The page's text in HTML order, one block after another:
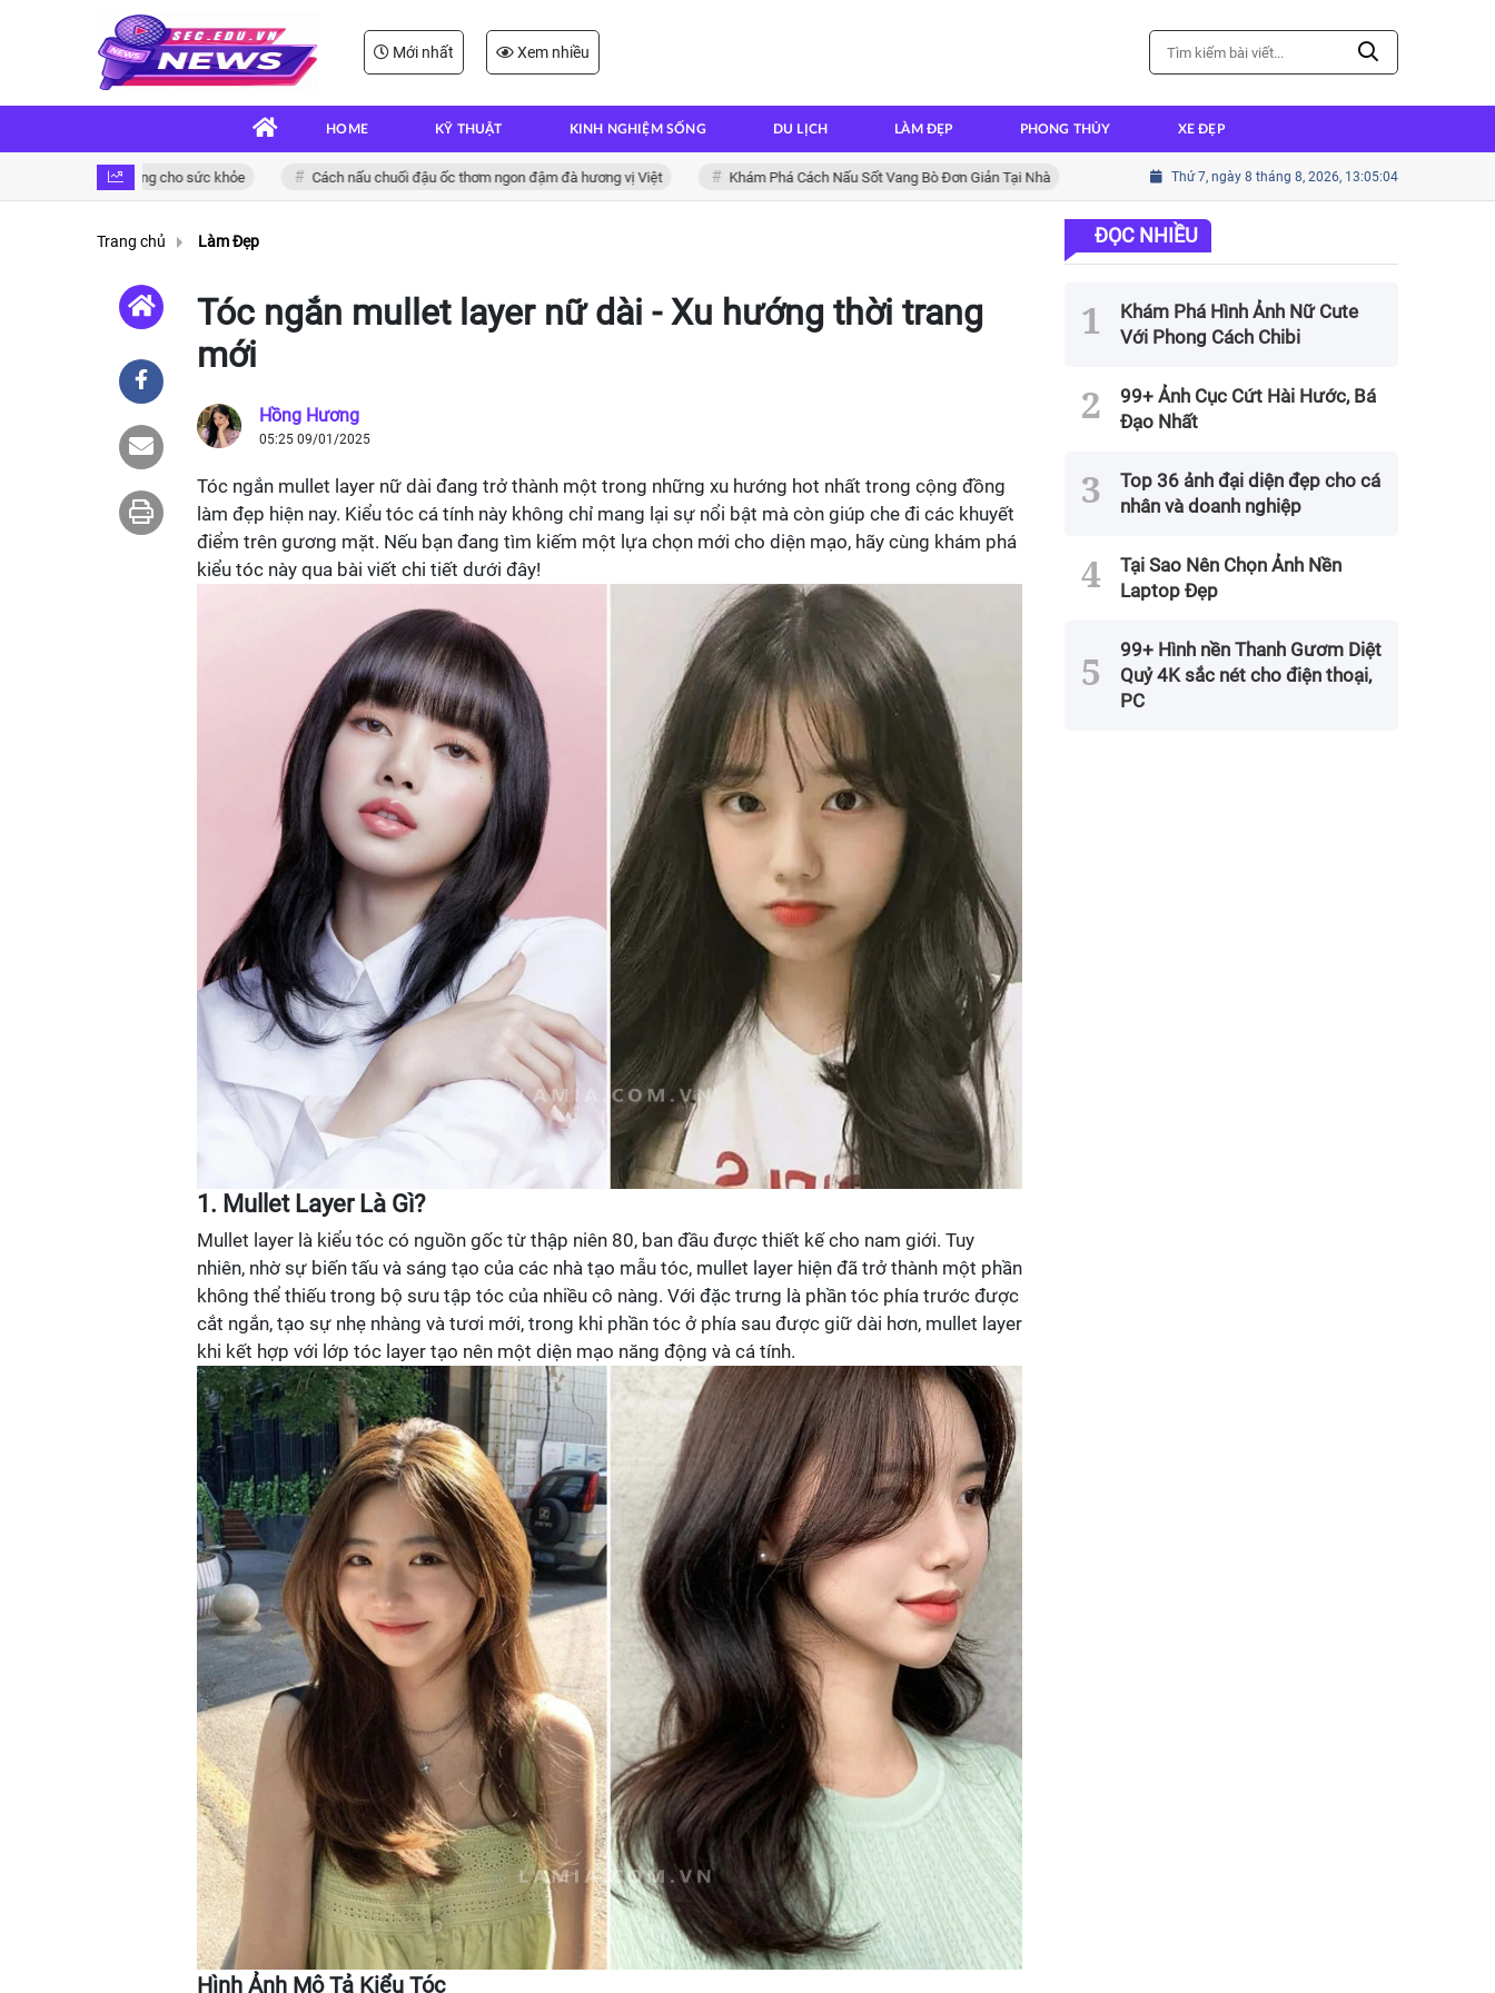
Mới nhất Xem nhiều
HOME KỸ THUẬT KINH NGHIỆM SỐNG DU LỊCH LÀM ĐẸP PHONG THỦY XE ĐẸP
và bổ dưỡng cho sức khỏe Cách nấu chuối đậu ốc thơm ngon đậm đà hương vị Việt Khám Phá Cách Nấu Sốt Vang Bò Đơn Giản Tại Nhà Cách nấu cháo ếch thơm ngon đậm đà hương vị
Thứ 7, ngày 8 tháng 8, 2026, 13:05:06
Trang chủ Làm Đẹp
Tóc ngắn mullet layer nữ dài - Xu hướng thời trang
mới
Hồng Hương
05:25 09/01/2025
Tóc ngắn mullet layer nữ dài đang trở thành một trong những xu hướng hot nhất trong cộng đồng
làm đẹp hiện nay. Kiểu tóc cá tính này không chỉ mang lại sự nổi bật mà còn giúp che đi các khuyết
điểm trên gương mặt. Nếu bạn đang tìm kiếm một lựa chọn mới cho diện mạo, hãy cùng khám phá
kiểu tóc này qua bài viết chi tiết dưới đây!
1. Mullet Layer Là Gì?
Mullet layer là kiểu tóc có nguồn gốc từ thập niên 80, ban đầu được thiết kế cho nam giới. Tuy
nhiên, nhờ sự biến tấu và sáng tạo của các nhà tạo mẫu tóc, mullet layer hiện đã trở thành một phần
không thể thiếu trong bộ sưu tập tóc của nhiều cô nàng. Với đặc trưng là phần tóc phía trước được
cắt ngắn, tạo sự nhẹ nhàng và tươi mới, trong khi phần tóc ở phía sau được giữ dài hơn, mullet layer
khi kết hợp với lớp tóc layer tạo nên một diện mạo năng động và cá tính.
Hình Ảnh Mô Tả Kiểu Tóc
ĐỌC NHIỀU
Khám Phá Hình Ảnh Nữ Cute
Với Phong Cách Chibi
99+ Ảnh Cục Cứt Hài Hước, Bá
Đạo Nhất
Top 36 ảnh đại diện đẹp cho cá
nhân và doanh nghiệp
Tại Sao Nên Chọn Ảnh Nền
Laptop Đẹp
99+ Hình nền Thanh Gươm Diệt
Quỷ 4K sắc nét cho điện thoại,
PC